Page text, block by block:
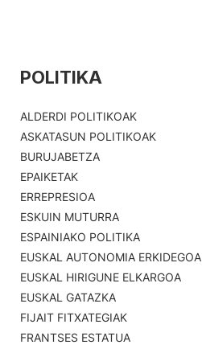
POLITIKA
ALDERDI POLITIKOAK
ASKATASUN POLITIKOAK
BURUJABETZA
EPAIKETAK
ERREPRESIOA
ESKUIN MUTURRA
ESPAINIAKO POLITIKA
EUSKAL AUTONOMIA ERKIDEGOA
EUSKAL HIRIGUNE ELKARGOA
EUSKAL GATAZKA
FIJAIT FITXATEGIAK
FRANTSES ESTATUA